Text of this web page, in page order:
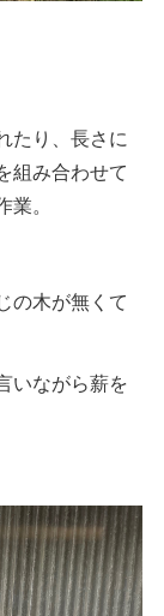
たり、長さに
組み合わせて
。
の木が無くて
いながら薪を